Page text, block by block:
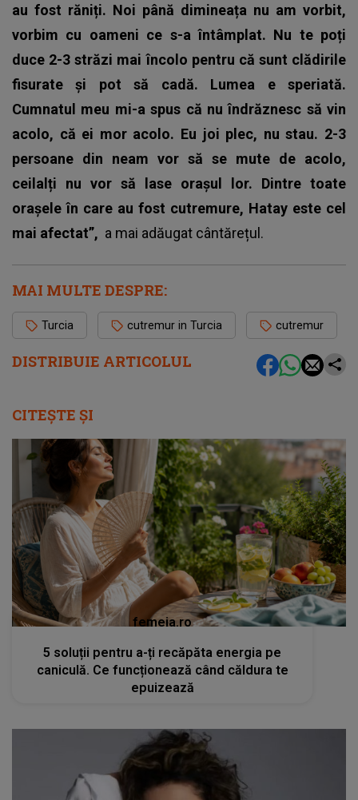
DISTRIBUIE ARTICOLUL
au fost răniți. Noi până dimineața nu am vorbit,
vorbim cu oameni ce s-a întâmplat. Nu te poți
duce 2-3 străzi mai încolo pentru că sunt clădirile
fisurate și pot să cadă. Lumea e speriată.
Cumnatul meu mi-a spus că nu îndrăznesc să vin
acolo, că ei mor acolo. Eu joi plec, nu stau. 2-3
persoane din neam vor să se mute de acolo,
ceilalți nu vor să lase orașul lor. Dintre toate
orașele în care au fost cutremure, Hatay este cel
mai afectat”, a mai adăugat cântărețul.
MAI MULTE DESPRE:
Turcia cutremur in Turcia cutremur
CITEȘTE ȘI
femeia.ro
5 soluții pentru a-ți recăpăta energia pe
caniculă. Ce funcționează când căldura te
epuizează